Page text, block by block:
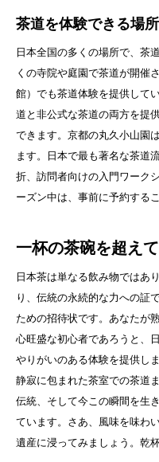
茶道を体験できる場所
日本全国の多くの場所で、茶
くの寺院や庭園で茶道が開催
館）でも茶道体験を提供して
道と非公式な茶道の両方を提
できます。京都の丸久小山園
ます。日本で最も著名な茶道
折、訪問者向けの入門ワーク
ーズン中は、事前に予約する
一杯の茶碗を超え
日本茶は単なる飲み物ではあ
り、伝統の永続的な力への証
ための招待状です。あなたが
心旺盛な初心者であろうと、
やりがいのある体験を提供し
静寂に包まれた茶室での茶道
伝統、そして今この瞬間を生
ています。さあ、風味を味わ
遺産に浸ってみましょう。乾杯